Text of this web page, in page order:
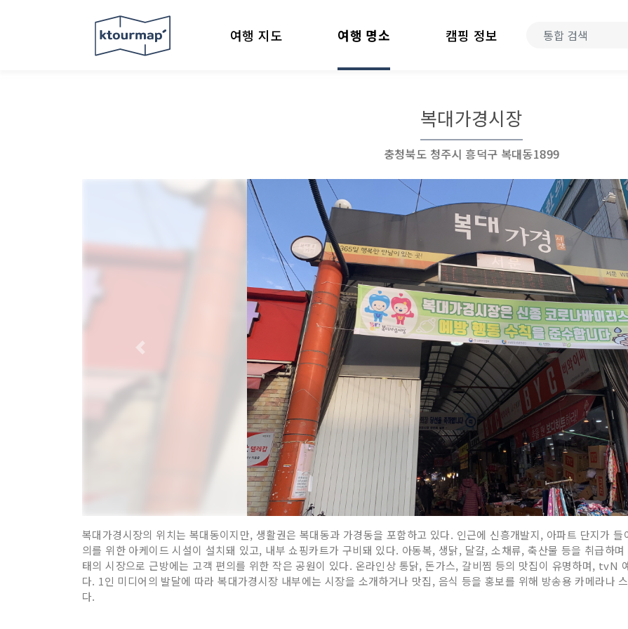
여행 지도 여행 명소 캠핑 정보
복대가경시장
충청북도 청주시 흥덕구 복대동1899
복대가경시장의 위치는 복대동이지만, 생활권은 복대동과 가경동을 포함하고 있다. 인근에 신흥개발지, 아파트 단지가
의를 위한 아케이드 시설이 설치돼 있고, 내부 쇼핑카트가 구비돼 있다. 아동복, 생닭, 달걀, 소채류, 축산물 등을 취급하
태의 시장으로 근방에는 고객 편의를 위한 작은 공원이 있다. 온라인상 통닭, 돈가스, 갈비찜 등의 맛집이 유명하며, tvN
다. 1인 미디어의 발달에 따라 복대가경시장 내부에는 시장을 소개하거나 맛집, 음식 등을 홍보를 위해 방송용 카메라나
다.